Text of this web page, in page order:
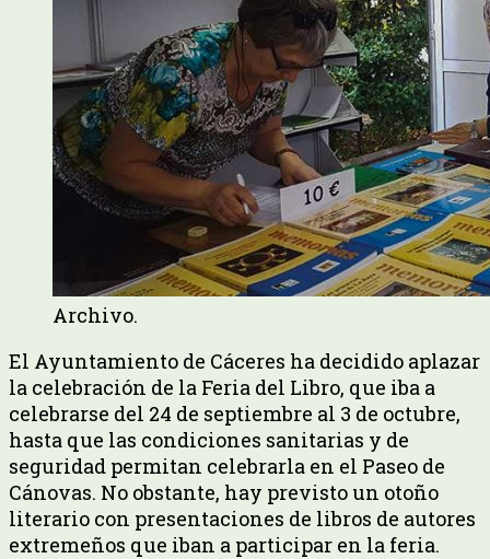
Archivo.
El Ayuntamiento de Cáceres ha decidido aplazar
la celebración de la Feria del Libro, que iba a
celebrarse del 24 de septiembre al 3 de octubre,
hasta que las condiciones sanitarias y de
seguridad permitan celebrarla en el Paseo de
Cánovas. No obstante, hay previsto un otoño
literario con presentaciones de libros de autores
extremeños que iban a participar en la feria.